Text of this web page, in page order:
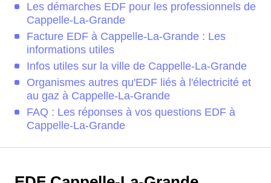
Les démarches EDF pour les professionnels de
Cappelle-La-Grande
Facture EDF à Cappelle-La-Grande : Les
informations utiles
Infos utiles sur la ville de Cappelle-La-Grande
Organismes autres qu'EDF liés à l'électricité et
au gaz à Cappelle-La-Grande
FAQ : Les réponses à vos questions EDF à
Cappelle-La-Grande